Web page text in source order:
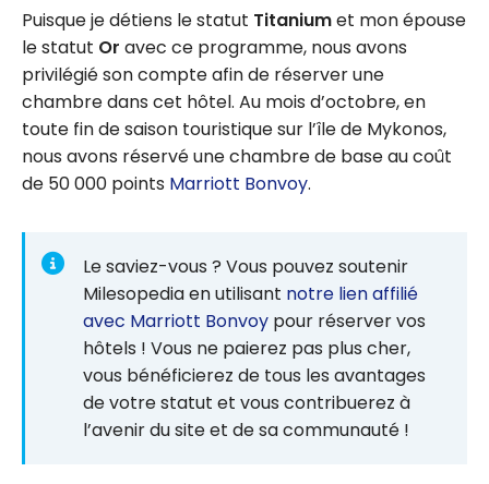
Puisque je détiens le statut Titaniumet mon épouse
le statut Or avec ce programme, nous avons
privilégié son compte afin de réserver une
chambre dans cet hôtel. Au mois d’octobre, en
toute fin de saison touristique sur l’île de Mykonos,
nous avons réservé une chambre de base au coût
de 50 000 points Marriott Bonvoy.
Le saviez-vous ? Vous pouvez soutenir
Milesopedia en utilisant notre lien affilié
avec Marriott Bonvoy pour réserver vos
hôtels ! Vous ne paierez pas plus cher,
vous bénéficierez de tous les avantages
de votre statut et vous contribuerez à
l’avenir du site et de sa communauté !